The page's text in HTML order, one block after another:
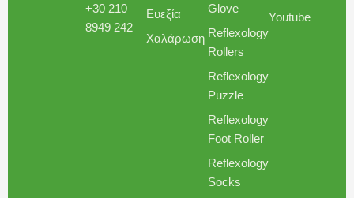
+30 210
8949 242
Ευεξία
Χαλάρωση
Glove
Reflexology
Rollers
Reflexology
Puzzle
Reflexology
Foot Roller
Reflexology
Socks
Youtube